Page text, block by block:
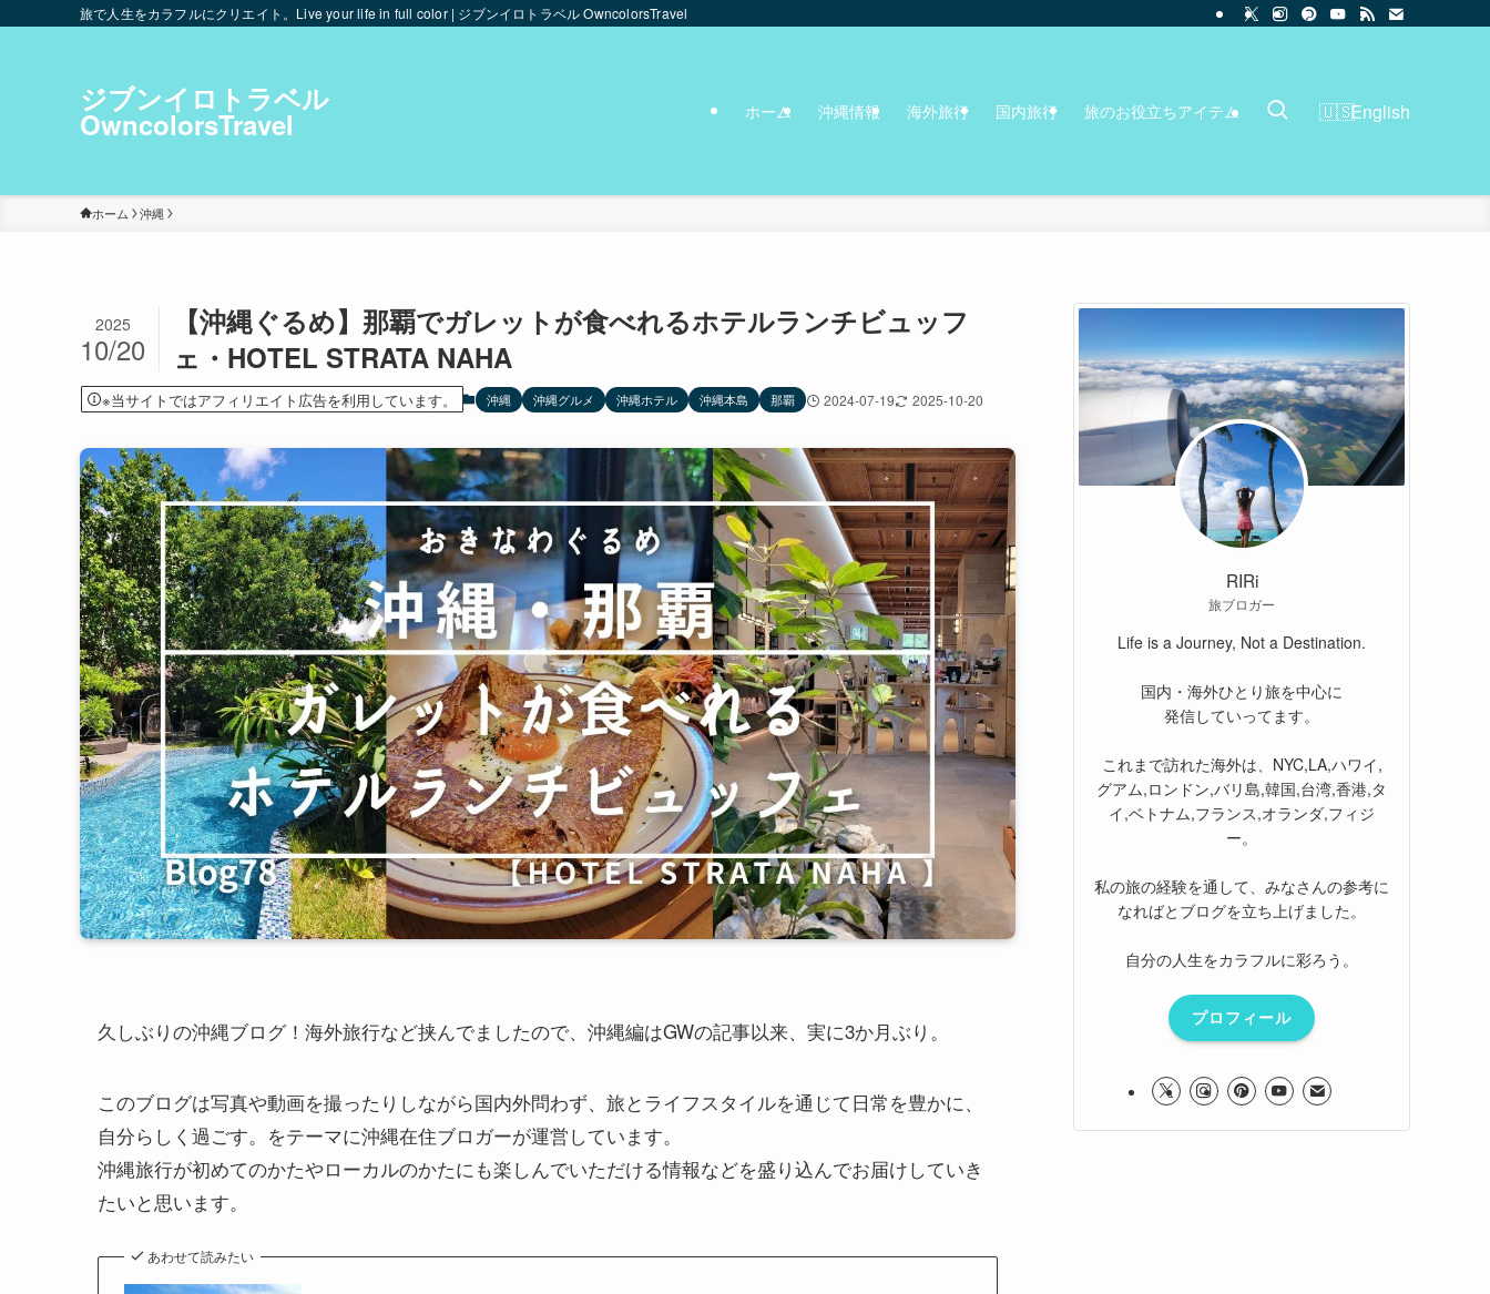
旅で人生をカラフルにクリエイト。Live your life in full color | ジブンイロトラベル OwncolorsTravel
ジブンイロトラベル
OwncolorsTravel ホーム 沖縄情報 海外旅行 国内旅行 旅のお役立ちアイテム English
ホーム 沖縄
【沖縄ぐるめ】那覇でガレットが食べれるホテルランチビュッフ
ェ・HOTEL STRATA NAHA
2025
10/20
※当サイトではアフィリエイト広告を利用しています。 沖縄 沖縄グルメ 沖縄ホテル 沖縄本島 那覇 2024-07-19 2025-10-20
久しぶりの沖縄ブログ！海外旅行など挟んでましたので、沖縄編はGWの記事以来、実に3か月ぶり。
このブログは写真や動画を撮ったりしながら国内外問わず、旅とライフスタイルを通じて日常を豊かに、
自分らしく過ごす。をテーマに沖縄在住ブロガーが運営しています。
沖縄旅行が初めてのかたやローカルのかたにも楽しんでいただける情報などを盛り込んでお届けしていき
たいと思います。
あわせて読みたい
RIRi
旅ブロガー
Life is a Journey, Not a Destination.
国内・海外ひとり旅を中心に
発信していってます。
これまで訪れた海外は、NYC,LA,ハワイ,
グアム,ロンドン,バリ島,韓国,台湾,香港,タ
イ,ベトナム,フランス,オランダ,フィジ
ー。
私の旅の経験を通して、みなさんの参考に
なればとブログを立ち上げました。
自分の人生をカラフルに彩ろう。
プロフィール